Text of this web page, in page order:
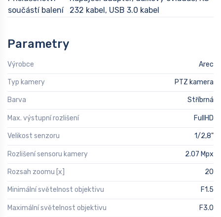
součástí balení
232 kabel, USB 3.0 kabel
Parametry
Výrobce Arec
Typ kamery PTZ kamera
Barva Stříbrná
Max. výstupní rozlišení FullHD
Velikost senzoru 1/2,8"
Rozlišení sensoru kamery 2.07 Mpx
Rozsah zoomu [x] 20
Minimální světelnost objektivu F1.5
Maximální světelnost objektivu F3.0